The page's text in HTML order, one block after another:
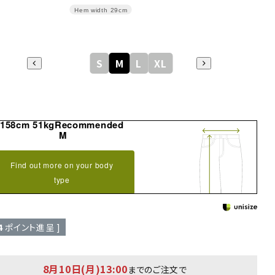
Hem width 29cm
S M L XL
158cm 51kgRecommended
M
Find out more on your body
type
ポイント進呈 ]
8月10日(月)13:00までのご注文で